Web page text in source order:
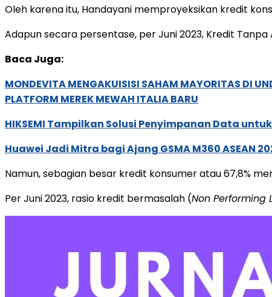
Oleh karena itu, Handayani memproyeksikan kredit
Adapun secara persentase, per Juni 2023, Kredit
Baca Juga:
MONDEVITA MENGAKUISISI SAHAM MAYORITAS DI
PLATFORM MEREK MEWAH ITALIA BARU
HIKSEMI Tampilkan Solusi Penyimpanan Data
Huawei Jadi Mitra bagi Ajang GSMA M360 ASEAN
Namun, sebagian besar kredit konsumer atau 67,8%
Per Juni 2023, rasio kredit bermasalah (Non Performing